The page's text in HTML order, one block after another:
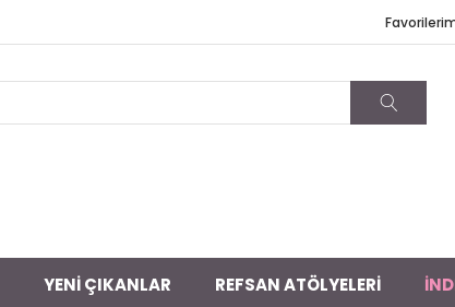
YENİ ÇIKANLAR REFSAN ATÖLYELERİ